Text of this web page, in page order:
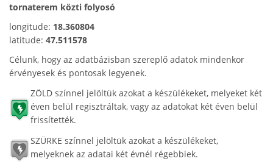
tornaterem közti folyosó
longitude: 18.360804
latitude: 47.511578
Célunk, hogy az adatbázisban szereplő adatok mindenkor
érvényesek és pontosak legyenek.
ZÖLD színnel jelöltük azokat a készülékeket, melyeket két
éven belül regisztráltak, vagy az adatokat két éven belül
frissítették.
SZÜRKE színnel jelöltük azokat a készülékeket,
melyeknek az adatai két évnél régebbiek.